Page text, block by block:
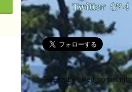
Tweets by mixed_community